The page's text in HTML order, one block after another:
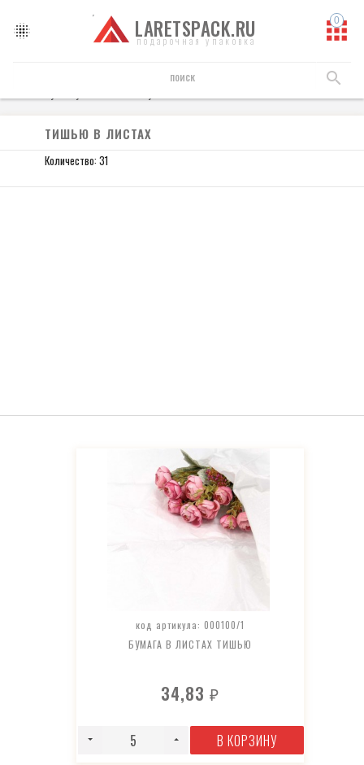
LARETSPACK.RU
подарочная упаковка
ТИШЬЮ В ЛИСТАХ
Количество: 31
код артикула: 000100/1
БУМАГА В ЛИСТАХ ТИШЬЮ
34,83₽
В КОРЗИНУ